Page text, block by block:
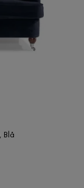
Blå